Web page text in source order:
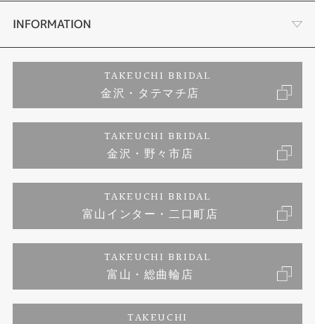
セットリング
婚約ネックレス
ダイヤモンド
ジュエリーリフォーム
お客様の声
プロポーズサポート
ブランドリスト
福井指輪工房｜手作りペアリング
福井指輪工房｜手作り結婚指輪 and 婚約指輪
福井工房｜手作り婚約指輪プロポーズプラン
会社概要
お客様の声
INFORMATION
プライバシーポリシー
TAKEUCHI BRIDAL
金沢・タテマチ店
TAKEUCHI BRIDAL
金沢・野々市店
TAKEUCHI BRIDAL
富山インター・二口町店
TAKEUCHI BRIDAL
富山・総曲輪店
TAKEUCHI